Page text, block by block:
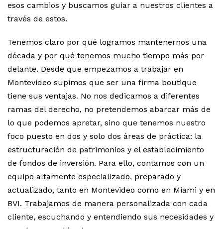
esos cambios y buscamos guiar a nuestros clientes a
través de estos.
Tenemos claro por qué logramos mantenernos una
década y por qué tenemos mucho tiempo más por
delante. Desde que empezamos a trabajar en
Montevideo supimos que ser una firma boutique
tiene sus ventajas. No nos dedicamos a diferentes
ramas del derecho, no pretendemos abarcar más de
lo que podemos apretar, sino que tenemos nuestro
foco puesto en dos y solo dos áreas de práctica: la
estructuración de patrimonios y el establecimiento
de fondos de inversión. Para ello, contamos con un
equipo altamente especializado, preparado y
actualizado, tanto en Montevideo como en Miami y en
BVI. Trabajamos de manera personalizada con cada
cliente, escuchando y entendiendo sus necesidades y